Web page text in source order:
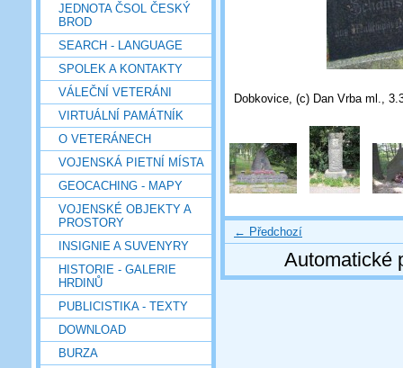
JEDNOTA ČSOL ČESKÝ
BROD
SEARCH - LANGUAGE
SPOLEK A KONTAKTY
VÁLEČNÍ VETERÁNI
VIRTUÁLNÍ PAMÁTNÍK
O VETERÁNECH
VOJENSKÁ PIETNÍ MÍSTA
GEOCACHING - MAPY
VOJENSKÉ OBJEKTY A
PROSTORY
INSIGNIE A SUVENYRY
HISTORIE - GALERIE
HRDINŮ
PUBLICISTIKA - TEXTY
DOWNLOAD
BURZA
Dobkovice, (c) Dan Vrba ml.,
← Předchozí
Automatické